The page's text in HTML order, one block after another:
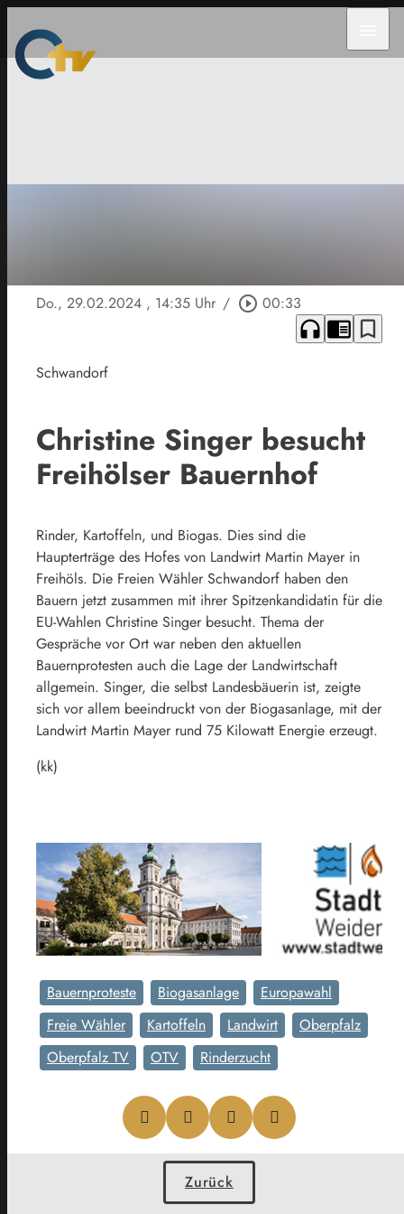
Do., 29.02.2024 , 14:35 Uhr / play_circle_outline 00:33
headphones chrome_reader_mode bookmark_border
Schwandorf
Christine Singer besucht
Freihölser Bauernhof
Rinder, Kartoffeln, und Biogas. Dies sind die
Haupterträge des Hofes von Landwirt Martin Mayer in
Freihöls. Die Freien Wähler Schwandorf haben den
Bauern jetzt zusammen mit ihrer Spitzenkandidatin für die
EU-Wahlen Christine Singer besucht. Thema der
Gespräche vor Ort war neben den aktuellen
Bauernprotesten auch die Lage der Landwirtschaft
allgemein. Singer, die selbst Landesbäuerin ist, zeigte
sich vor allem beeindruckt von der Biogasanlage, mit der
Landwirt Martin Mayer rund 75 Kilowatt Energie erzeugt.
(kk)
Bauernproteste Biogasanlage
Europawahl
Freie Wähler
Kartoffeln Landwirt
Oberpfalz
Oberpfalz TV
OTV Rinderzucht
Zurück